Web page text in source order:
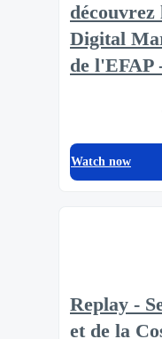
Digital
de l'EFAP
Watch now
Replay -
et de la